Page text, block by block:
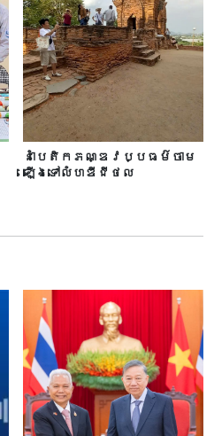
នាំបេតិកភណ្ឌវប្បធម៌ចាម
ឡើងទៅលំហឌីជីថល